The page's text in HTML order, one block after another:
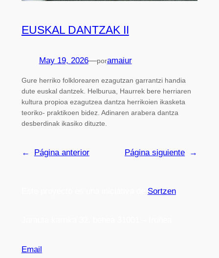
EUSKAL DANTZAK II
May 19, 2026—poramaiur
Gure herriko folklorearen ezagutzan garrantzi handia
dute euskal dantzek. Helburua, Haurrek bere herriaren
kultura propioa ezagutzea dantza herrikoien ikasketa
teoriko- praktikoen bidez. Adinaren arabera dantza
desberdinak ikasiko dituzte.
← Página anterior Página siguiente →
Sortzen
Email